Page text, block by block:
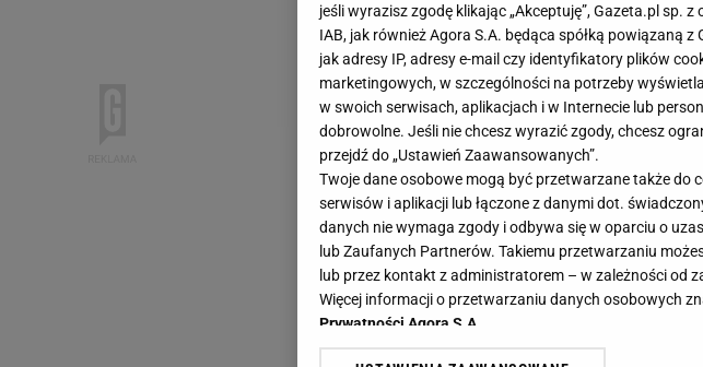
jeśli wyrazisz zgodę klikając „Akceptuję”, Gazeta.pl sp.
IAB, jak również Agora S.A. będąca spółką powiązaną
jak adresy IP, adresy e-mail czy identyfikatory plików
marketingowych, w szczególności na potrzeby
w swoich serwisach, aplikacjach i w Internecie lub
dobrowolne. Jeśli nie chcesz wyrazić zgody, chcesz
przejdź do „Ustawień Zaawansowanych”.
Twoje dane osobowe mogą być przetwarzane także
serwisów i aplikacji lub łączone z danymi dot.
danych nie wymaga zgody i odbywa się w oparciu o
lub Zaufanych Partnerów. Takiemu przetwarzaniu
lub przez kontakt z administratorem – w zależności od
Więcej informacji o przetwarzaniu danych osobowych
Prywatności Agora S.A.